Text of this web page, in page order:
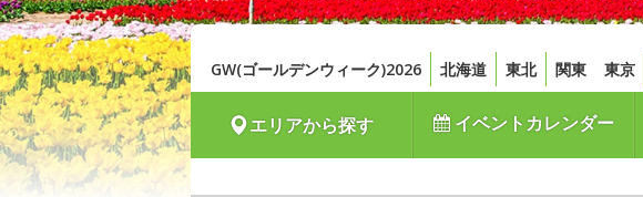
GW(ゴールデンウィーク)2026 北海道 東北 関東 東京
エリアから探す イベントカレンダー